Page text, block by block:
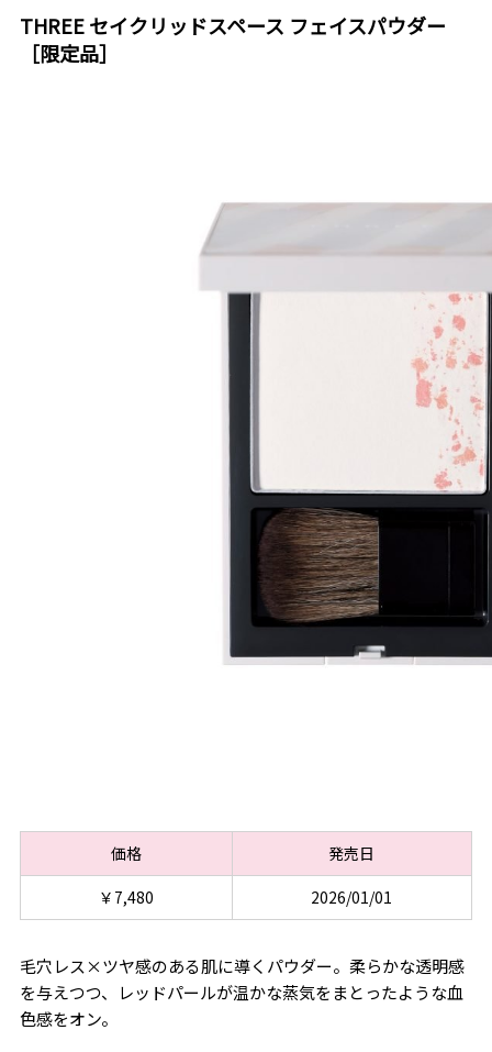
THREE セイクリッドスペース フェイスパウダー
［限定品］
価格
発売日
￥7,480
2026/01/01
毛穴レス×ツヤ感のある肌に導くパウダー。柔らかな透明感
を与えつつ、レッドパールが温かな蒸気をまとったような血
色感をオン。